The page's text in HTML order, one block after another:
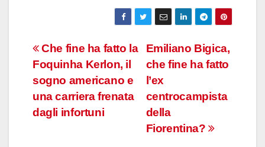
Navigazione
articoli
Emiliano Bigica,
che fine ha fatto
l’ex
centrocampista
della
Fiorentina?
Che fine ha fatto la
Foquinha Kerlon, il
sogno americano e
una carriera frenata
dagli infortuni